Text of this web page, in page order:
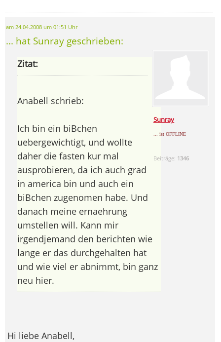
am 24.04.2008 um 01:51 Uhr
... hat Sunray geschrieben:
Sunray
... ist OFFLINE
Beiträge: 1346
Zitat:
Anabell schrieb:
Ich bin ein biBchen
uebergewichtigt, und wollte
daher die fasten kur mal
ausprobieren, da ich auch grad
in america bin und auch ein
biBchen zugenomen habe. Und
danach meine ernaehrung
umstellen will. Kann mir
irgendjemand den berichten wie
lange er das durchgehalten hat
und wie viel er abnimmt, bin ganz
neu hier.
Hi liebe Anabell,